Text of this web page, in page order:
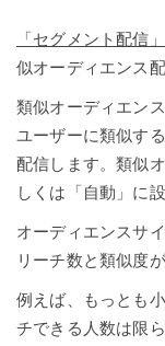
「セグメント配信
似オーディエンス
類似オーディエン
ユーザーに類似す
配信します。類似
しくは「自動」に
オーディエンスサ
リーチ数と類似度
例えば、もっとも
チできる人数は限